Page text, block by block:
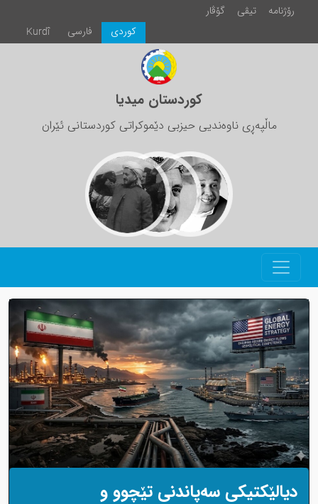
رۆژنامە تیڤی
گۆڤار
Kurdî
فارسی كوردی
کوردستان میدیا
ماڵپەڕی ناوەندیی حیزبی دێموکراتی کوردستانی ئێران
دیالێکتیکی سەپاندنی تێچوو و